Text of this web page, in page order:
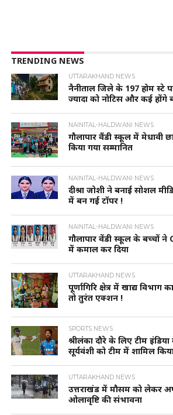
TRENDING NEWS
UTTARAKHAND NEWS
नैनीताल जिले के 197 होम स्टे
ज्यादा को नोटिस और कई होंगे
NAINITAL-HALDWANI NEWS
गौलापार वैंडी स्कूल में मेधावी
किया गया सम्मानित
NAINITAL-HALDWANI NEWS
दीश्रा जोशी ने बनाई सोशल
में बन गई टॉपर !
NAINITAL-HALDWANI NEWS
गौलापार वेंडी स्कूल के बच्चों ने
में कमाल कर दिया
UTTARAKHAND NEWS
पूर्णागिरि क्षेत्र में खाद्य विभाग
तो तुरंत एक्शन !
SPORTS NEWS
श्रीलंका दौरे के लिए टीम
सूर्यवंशी को टीम में शामिल
UTTARAKHAND NEWS
उत्तराखंड में मौसम को लेकर
ओलावृष्टि की संभावना